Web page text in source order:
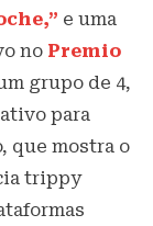
e uma
no Premio
grupo de 4,
para
que mostra o
trippy